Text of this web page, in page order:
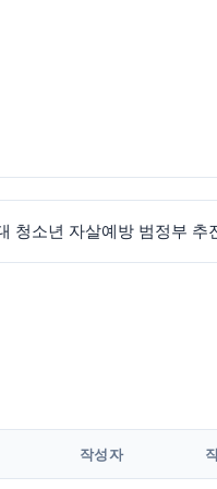
청소년 자살예방 범정부 추
작성자